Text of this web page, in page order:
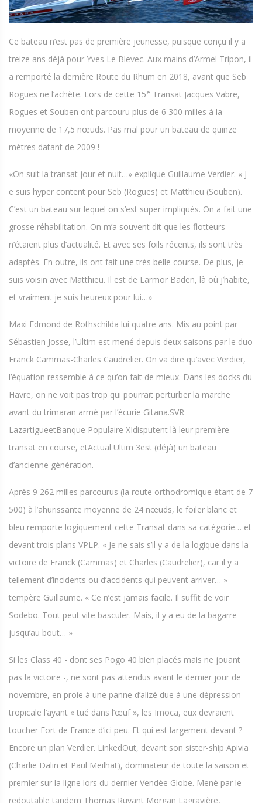
Ce bateau n’est pas de première jeunesse, puisque conçu il y a
treize ans déjà pour Yves Le Blevec. Aux mains d’Armel Tripon, il
a remporté la dernière Route du Rhum en 2018, avant que Seb
Rogues ne l’achète. Lors de cette 15e Transat Jacques Vabre,
Rogues et Souben ont parcouru plus de 6 300 milles à la
moyenne de 17,5 nœuds. Pas mal pour un bateau de quinze
mètres datant de 2009 !
«On suit la transat jour et nuit…» explique Guillaume Verdier. « J
e suis hyper content pour Seb (Rogues) et Matthieu (Souben).
C’est un bateau sur lequel on s’est super impliqués. On a fait une
grosse réhabilitation. On m’a souvent dit que les flotteurs
n’étaient plus d’actualité. Et avec ses foils récents, ils sont très
adaptés. En outre, ils ont fait une très belle course. De plus, je
suis voisin avec Matthieu. Il est de Larmor Baden, là où j’habite,
et vraiment je suis heureux pour lui…»
Maxi Edmond de Rothschilda lui quatre ans. Mis au point par
Sébastien Josse, l’Ultim est mené depuis deux saisons par le duo
Franck Cammas-Charles Caudrelier. On va dire qu’avec Verdier,
l’équation ressemble à ce qu’on fait de mieux. Dans les docks du
Havre, on ne voit pas trop qui pourrait perturber la marche
avant du trimaran armé par l’écurie Gitana.SVR
LazartigueetBanque Populaire XIdisputent là leur première
transat en course, etActual Ultim 3est (déjà) un bateau
d’ancienne génération.
Après 9 262 milles parcourus (la route orthodromique étant de 7
500) à l’ahurissante moyenne de 24 nœuds, le foiler blanc et
bleu remporte logiquement cette Transat dans sa catégorie… et
devant trois plans VPLP. « Je ne sais s’il y a de la logique dans la
victoire de Franck (Cammas) et Charles (Caudrelier), car il y a
tellement d’incidents ou d’accidents qui peuvent arriver… »
tempère Guillaume. « Ce n’est jamais facile. Il suffit de voir
Sodebo. Tout peut vite basculer. Mais, il y a eu de la bagarre
jusqu’au bout… »
Si les Class 40 - dont ses Pogo 40 bien placés mais ne jouant
pas la victoire -, ne sont pas attendus avant le dernier jour de
novembre, en proie à une panne d’alizé due à une dépression
tropicale l’ayant « tué dans l’œuf », les Imoca, eux devraient
toucher Fort de France d’ici peu. Et qui est largement devant ?
Encore un plan Verdier. LinkedOut, devant son sister-ship Apivia
(Charlie Dalin et Paul Meilhat), dominateur de toute la saison et
premier sur la ligne lors du dernier Vendée Globe. Mené par le
redoutable tandem Thomas Ruyant Morgan Lagravière,